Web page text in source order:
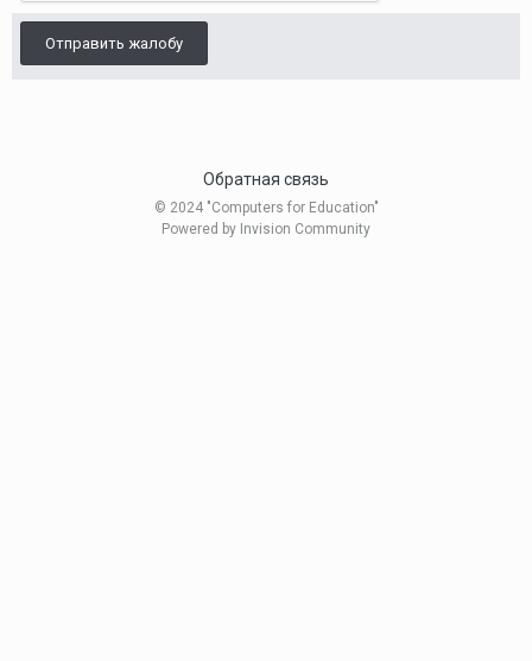
Отправить жалобу
Обратная связь
© 2024 "Computers for Education"
Powered by Invision Community